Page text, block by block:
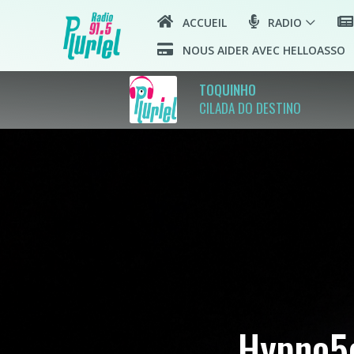
ACCUEIL RADIO
NOUS AIDER AVEC HELLOASSO
TOQUINHO
CILADA DO DESTINO